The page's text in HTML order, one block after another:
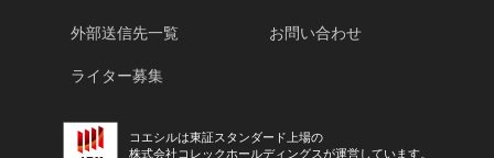
外部送信先一覧 お問い合わせ
ライター募集
コエシルは東証スタンダード上場の
株式会社コレックホールディングスが運営しています。